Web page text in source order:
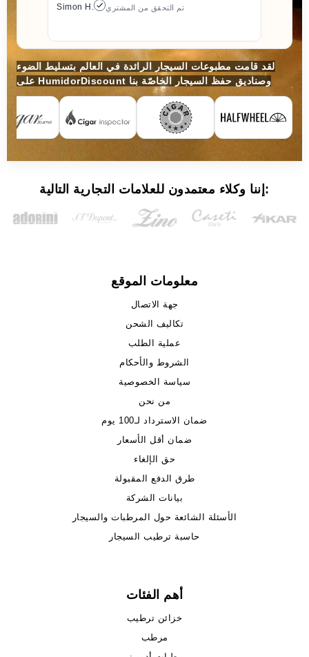
Simon H. تم التحقق من المشتري
لقد قامت مطبوعات السيجار الرائدة في العالم بتسليط الضوء
على HumidorDiscount وصناديق حفظ السيجار الخاصّة بنا
إننا وكلاء معتمدون للعلامات التجارية التالية:
معلومات الموقع
جهة الاتصال
تكاليف الشحن
عملية الطلب
الشروط والأحكام
سياسة الخصوصية
من نحن
ضمان الاسترداد لـ100 يوم
ضمان أقل الأسعار
حق الإلغاء
طرق الدفع المقبولة
بيانات الشركة
الأسئلة الشائعة حول المرطبات والسيجار
حاسبة ترطيب السيجار
أهم الفئات
خزائن ترطيب
مرطب